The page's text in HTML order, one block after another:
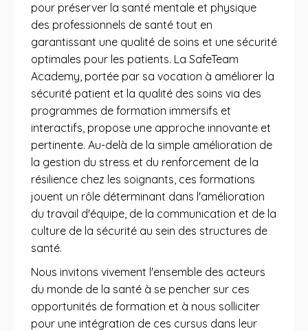
pour préserver la santé mentale et physique
des professionnels de santé tout en
garantissant une qualité de soins et une sécurité
optimales pour les patients. La SafeTeam
Academy, portée par sa vocation à améliorer la
sécurité patient et la qualité des soins via des
programmes de formation immersifs et
interactifs, propose une approche innovante et
pertinente. Au-delà de la simple amélioration de
la gestion du stress et du renforcement de la
résilience chez les soignants, ces formations
jouent un rôle déterminant dans l'amélioration
du travail d'équipe, de la communication et de la
culture de la sécurité au sein des structures de
santé.
Nous invitons vivement l'ensemble des acteurs
du monde de la santé à se pencher sur ces
opportunités de formation et à nous solliciter
pour une intégration de ces cursus dans leur